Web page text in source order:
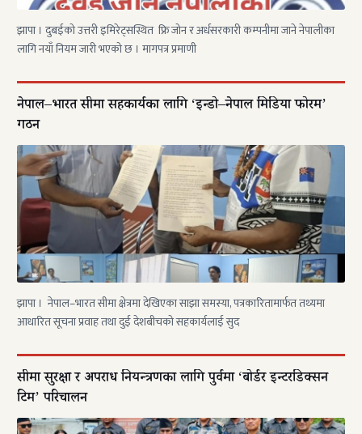
झापा । दुबईको उत्तरी इमिरेट्सस्थित फ्रि जोन र अर्धसरकारी कम्पनीमा जाने नेपालीका
लागि नयाँ नियम जारी भएको छ । मागपत्र प्रमाणी
नेपाल–भारत सीमा सहकार्यका लागि ‘इन्डो–नेपाल मिडिया फोरम’
गठन
झापा । नेपाल–भारत सीमा क्षेत्रमा देखिएका साझा समस्या, पत्रकारितामार्फत तथ्यमा
आधारित सूचना प्रवाह तथा दुई देशबीचको सहकार्यलाई सुद
सीमा सुरक्षा र अपराध नियन्त्रणका लागि पुर्वमा ‘बोर्डर इन्टरडिक्सन
टिम’ परिचालन